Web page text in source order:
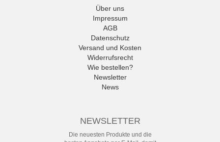
Über uns
Impressum
AGB
Datenschutz
Versand und Kosten
Widerrufsrecht
Wie bestellen?
Newsletter
News
NEWSLETTER
Die neuesten Produkte und die